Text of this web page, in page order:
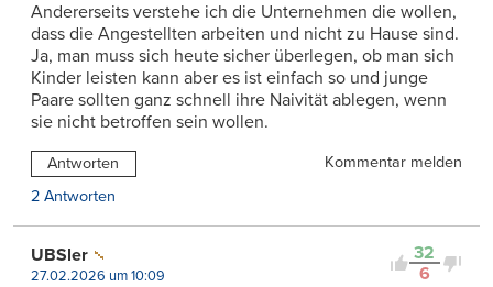
Andererseits verstehe ich die Unternehmen die wollen,
dass die Angestellten arbeiten und nicht zu Hause sind.
Ja, man muss sich heute sicher überlegen, ob man sich
Kinder leisten kann aber es ist einfach so und junge
Paare sollten ganz schnell ihre Naivität ablegen, wenn
sie nicht betroffen sein wollen.
Antworten
Kommentar melden
2 Antworten
32
6
UBSler
27.02.2026 um 10:09